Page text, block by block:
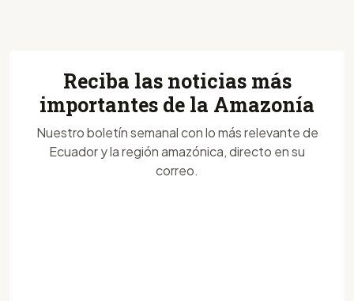
Reciba las noticias más
importantes de la Amazonía
Nuestro boletín semanal con lo más relevante de
Ecuador y la región amazónica, directo en su
correo.